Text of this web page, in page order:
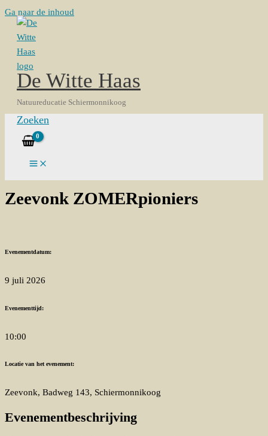
Ga naar de inhoud
De Witte Haas
Natuureducatie Schiermonnikoog
Zoeken
Zeevonk ZOMERpioniers
Evenementdatum:
9 juli 2026
Evenementtijd:
10:00
Locatie van het evenement:
Zeevonk, Badweg 143, Schiermonnikoog
Evenementbeschrijving